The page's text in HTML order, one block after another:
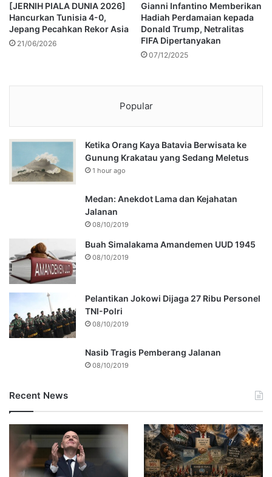
[JERNIH PIALA DUNIA 2026]
Hancurkan Tunisia 4-0,
Jepang Pecahkan Rekor Asia
21/06/2026
Gianni Infantino Memberikan
Hadiah Perdamaian kepada
Donald Trump, Netralitas
FIFA Dipertanyakan
07/12/2025
Popular
Ketika Orang Kaya Batavia Berwisata ke
Gunung Krakatau yang Sedang Meletus
1 hour ago
Medan: Anekdot Lama dan Kejahatan
Jalanan
08/10/2019
Buah Simalakama Amandemen UUD 1945
08/10/2019
Pelantikan Jokowi Dijaga 27 Ribu Personel
TNI-Polri
08/10/2019
Nasib Tragis Pemberang Jalanan
08/10/2019
Recent News